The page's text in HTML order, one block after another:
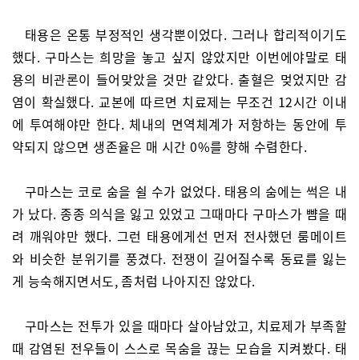
태용은 온통 부정적인 생각뿐이었다. 그러나 합리적이기도
했다. 구마스는 희망을 놓고 싶지 않았지만 이번에야말로 태
용의 비관론이 들어맞았을 것만 같았다. 출혈은 멎었지만 감
염이 확실했다. 교본에 따르면 치료제는 무조건 12시간 이내
에 투여해야만 한다. 체내의 면역체계가 저항하는 동안에 투
약되지 않으면 생존율은 매 시간 0%를 향해 수렴한다.
구마스는 코로 숨을 쉴 수가 없었다. 태용의 숨에는 썩은 내
가 났다. 종종 의식을 잃고 있었고 그때마다 구마스가 뺨을 때
려 깨워야만 했다. 그런 태용에게선 먼저 전사했던 룸메이트
와 비슷한 분위기를 풍겼다. 전쟁이 길어질수록 동료를 잃는
게 능숙해지면서도, 좀처럼 나아지진 않았다.
구마스는 전투가 있을 때마다 살아남았고, 치료제가 부족할
때 감염된 전우들이 스스로 목숨을 끊는 모습을 지켜봤다. 태